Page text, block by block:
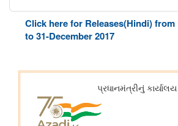
Click here for Releases(Hindi) from
to 31-December 2017